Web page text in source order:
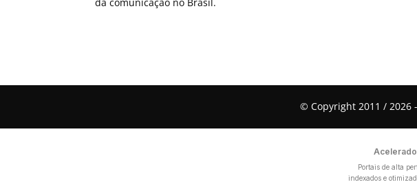
© Copyright 2011 / 2026
Portais de alta
indexados e